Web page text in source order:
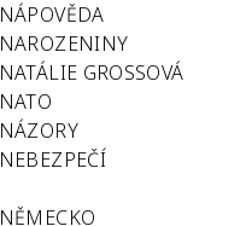
NÁPOVĚDA
NAROZENINY
NATÁLIE GROSSOVÁ
NATO
NÁZORY
NEBEZPEČÍ
NĚMECKO